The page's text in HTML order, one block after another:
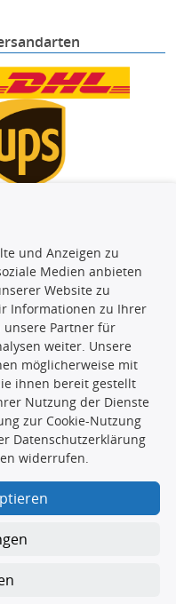
Daten,
die gesamte Datenbank,
kopiert werden. Es ist zu
Datenbank ohne
zu
durch Dritte ausführen
eine
verfolgt.
| 27386 Hemsbünde |
und Anzeigen zu
Medien anbieten
Website zu
Informationen zu Ihrer
unsere Partner für
weiter. Unsere
möglicherweise mit
ihnen bereit gestellt
Nutzung der Dienste
zur Cookie-Nutzung
Datenschutzerklärung
widerrufen.